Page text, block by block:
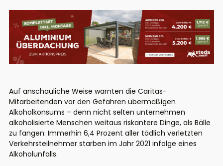
Auf anschauliche Weise warnten die Caritas-
Mitarbeitenden vor den Gefahren übermäßigen
Alkoholkonsums – denn nicht selten unternehmen
alkoholisierte Menschen weitaus riskantere Dinge, als Bälle
zu fangen: Immerhin 6,4 Prozent aller tödlich verletzten
Verkehrsteilnehmer starben im Jahr 2021 infolge eines
Alkoholunfalls.